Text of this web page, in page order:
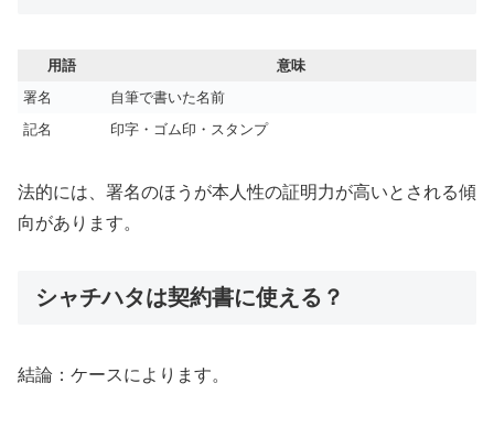
用語
意味
署名
自筆で書いた名前
記名
印字・ゴム印・スタンプ
法的には、署名のほうが本人性の証明力が高いとされる傾
向があります。
シャチハタは契約書に使える？
結論：ケースによります。